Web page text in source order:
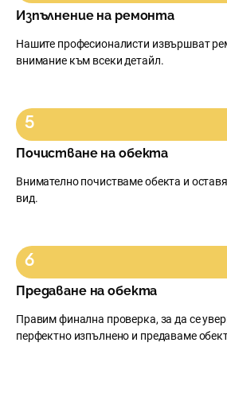
Изпълнение на ремонта
Нашите професионалисти извършват
внимание към всеки детайл.
Почистване на обекта
Внимателно почистваме обекта и
вид.
Предаване на обекта
Правим финална проверка, за да се
перфектно изпълнено и предаваме